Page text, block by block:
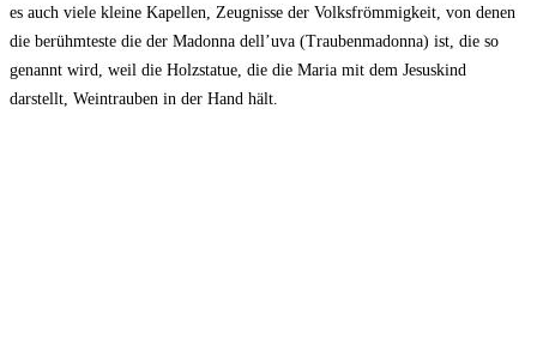
es auch viele kleine Kapellen, Zeugnisse der Volksfrömmigkeit, von denen
die berühmteste die der Madonna dell’uva (Traubenmadonna) ist, die so
genannt wird, weil die Holzstatue, die die Maria mit dem Jesuskind
darstellt, Weintrauben in der Hand hält.